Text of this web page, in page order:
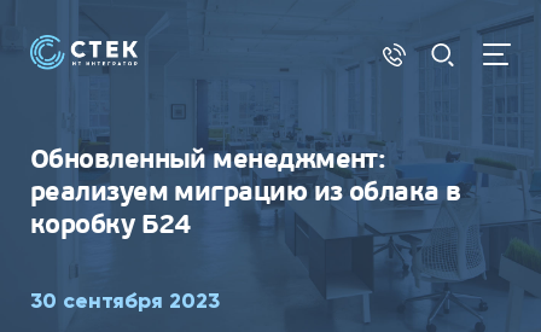
Обновленный менеджмент:
реализуем миграцию из облака в
коробку Б24
30 сентября 2023
БИТРИКС24